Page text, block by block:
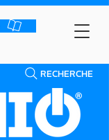
RECHERCHE